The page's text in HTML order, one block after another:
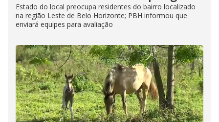
Estado do local preocupa residentes do bairro localizado
na região Leste de Belo Horizonte; PBH informou que
enviará equipes para avaliação